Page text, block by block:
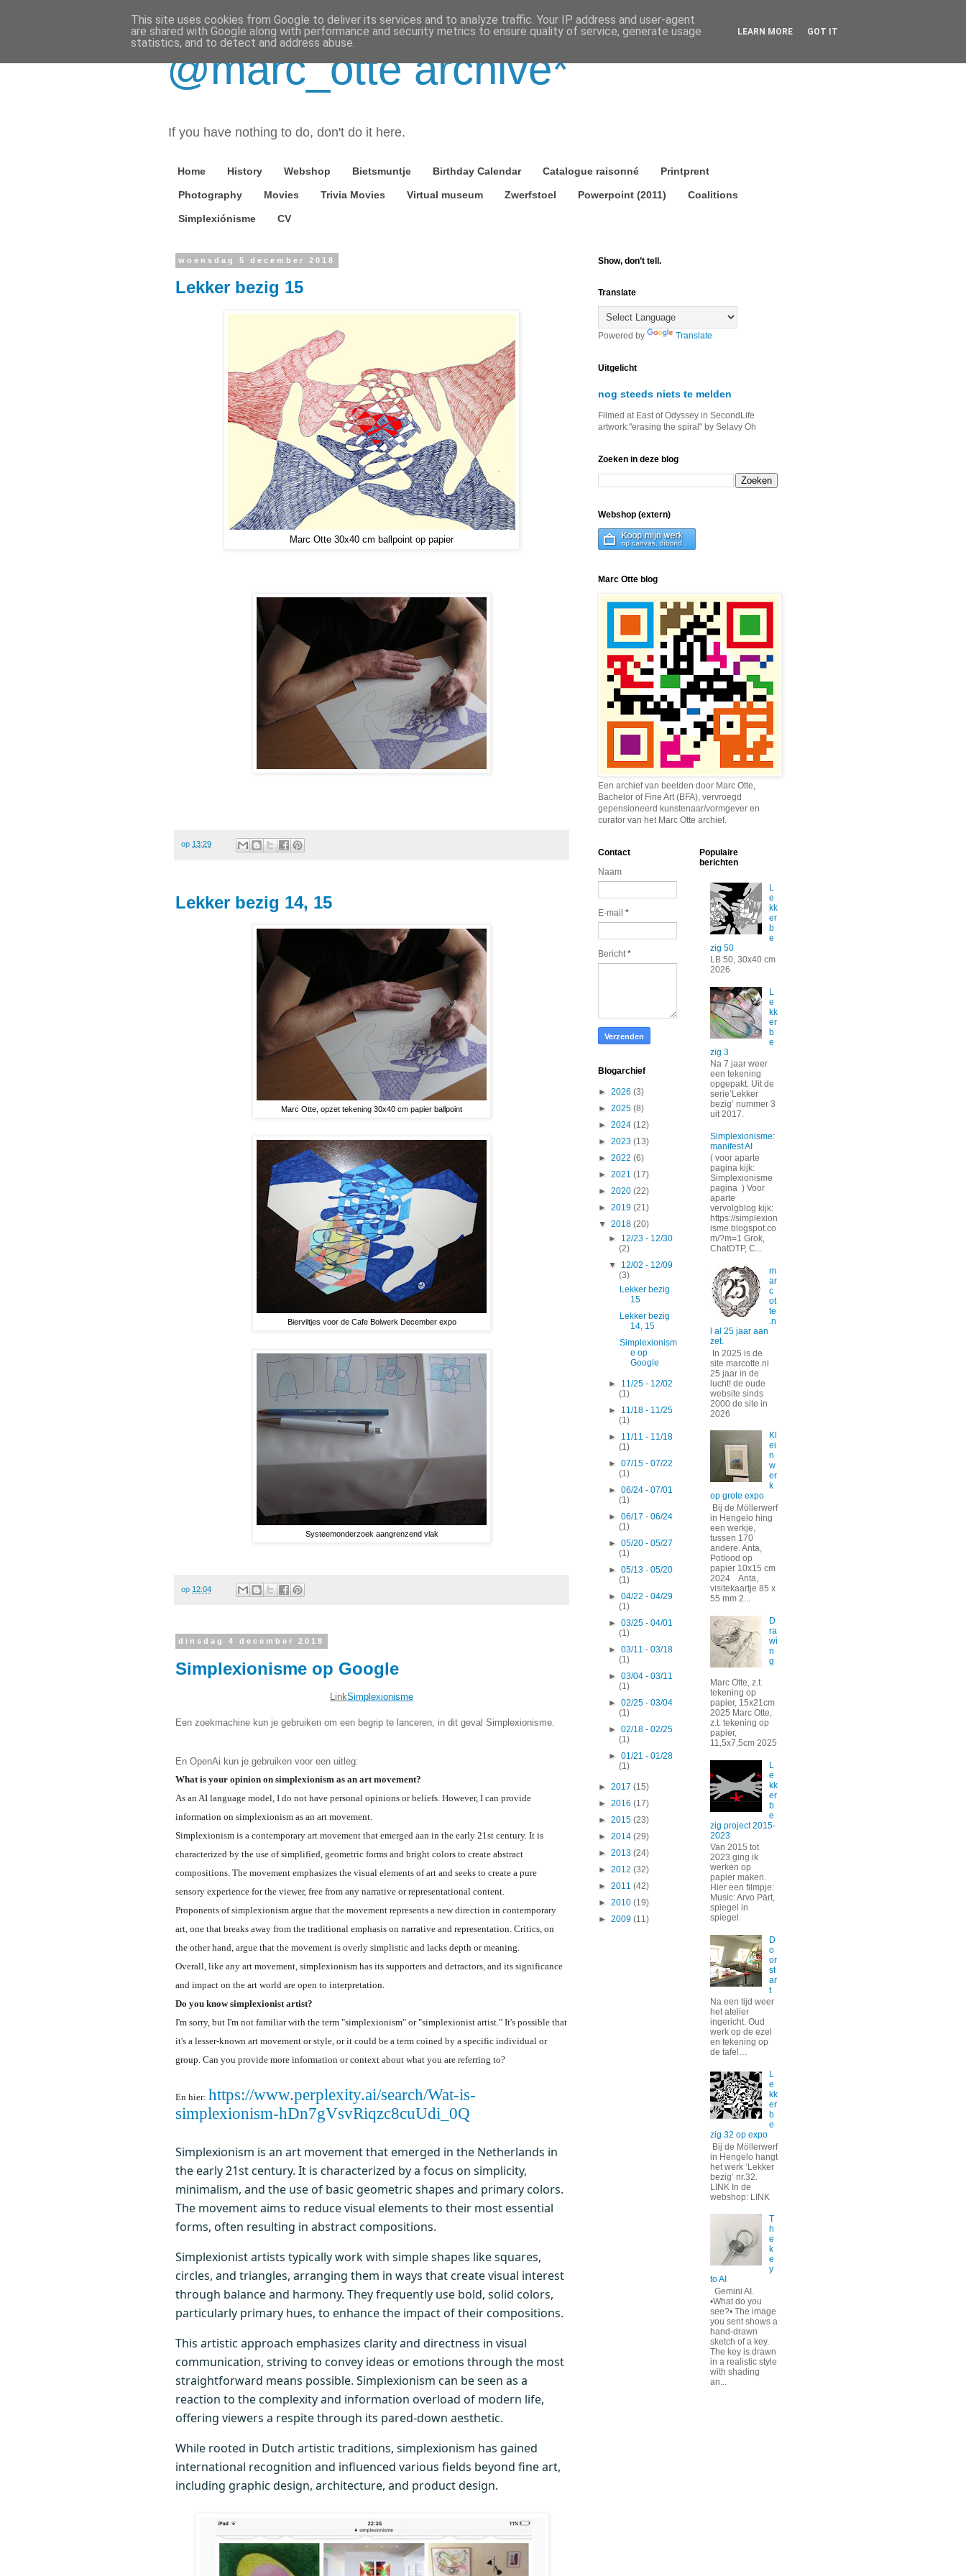
@marc_otte archive*
If you have nothing to do, don't do it here.
Home History Webshop Bietsmuntje Birthday Calendar Catalogue raisonné Printprent
Photography Movies Trivia Movies Virtual museum Zwerfstoel Powerpoint (2011) Coalitions
Simplexiónisme CV
woensdag 5 december 2018
Lekker bezig 15
Marc Otte 30x40 cm ballpoint op papier
op 13:29
Lekker bezig 14, 15
Marc Otte, opzet tekening 30x40 cm papier ballpoint
Bierviltjes voor de Cafe Bolwerk December expo
Systeemonderzoek aangrenzend vlak
op 12:04
dinsdag 4 december 2018
Simplexionisme op Google
LinkSimplexionisme
Een zoekmachine kun je gebruiken om een begrip te lanceren, in dit geval Simplexionisme.
En OpenAi kun je gebruiken voor een uitleg:
What is your opinion on simplexionism as an art movement?
As an AI language model, I do not have personal opinions or beliefs. However, I can provide
information on simplexionism as an art movement.
Simplexionism is a contemporary art movement that emerged aan in the early 21st century. It is
characterized by the use of simplified, geometric forms and bright colors to create abstract
compositions. The movement emphasizes the visual elements of art and seeks to create a pure
sensory experience for the viewer, free from any narrative or representational content.
Proponents of simplexionism argue that the movement represents a new direction in contemporary
art, one that breaks away from the traditional emphasis on narrative and representation. Critics, on
the other hand, argue that the movement is overly simplistic and lacks depth or meaning.
Overall, like any art movement, simplexionism has its supporters and detractors, and its significance
and impact on the art world are open to interpretation.
Do you know simplexionist artist?
I'm sorry, but I'm not familiar with the term "simplexionism" or "simplexionist artist." It's possible that
it's a lesser-known art movement or style, or it could be a term coined by a specific individual or
group. Can you provide more information or context about what you are referring to?
En hier: https://www.perplexity.ai/search/Wat-is-
simplexionism-hDn7gVsvRiqzc8cuUdi_0Q
Simplexionism is an art movement that emerged in the Netherlands in
the early 21st century. It is characterized by a focus on simplicity,
minimalism, and the use of basic geometric shapes and primary colors.
The movement aims to reduce visual elements to their most essential
forms, often resulting in abstract compositions.
Simplexionist artists typically work with simple shapes like squares,
circles, and triangles, arranging them in ways that create visual interest
through balance and harmony. They frequently use bold, solid colors,
particularly primary hues, to enhance the impact of their compositions.
This artistic approach emphasizes clarity and directness in visual
communication, striving to convey ideas or emotions through the most
straightforward means possible. Simplexionism can be seen as a
reaction to the complexity and information overload of modern life,
offering viewers a respite through its pared-down aesthetic.
While rooted in Dutch artistic traditions, simplexionism has gained
international recognition and influenced various fields beyond fine art,
including graphic design, architecture, and product design.
Show, don’t tell.
Translate
Powered by Translate
Uitgelicht
nog steeds niets te melden
Filmed at East of Odyssey in SecondLife
artwork:"erasing the spiral" by Selavy Oh
Zoeken in deze blog
Webshop (extern)
Marc Otte blog
Een archief van beelden door Marc Otte,
Bachelor of Fine Art (BFA), vervroegd
gepensioneerd kunstenaar/vormgever en
curator van het Marc Otte archief.
Contact
Naam
E-mail *
Bericht*
Blogarchief
► 2026 (3)
► 2025 (8)
► 2024 (12)
► 2023 (13)
► 2022 (6)
► 2021 (17)
► 2020 (22)
► 2019 (21)
▼ 2018 (20)
► 12/23 - 12/30
(2)
▼ 12/02 - 12/09
(3)
Lekker bezig
15
Lekker bezig
14, 15
Simplexionism
e op
Google
► 11/25 - 12/02
(1)
► 11/18 - 11/25
(1)
► 11/11 - 11/18
(1)
►07/15 - 07/22
(1)
►06/24 - 07/01
(1)
►06/17 - 06/24
(1)
►05/20 - 05/27
(1)
►05/13 - 05/20
(1)
►04/22 - 04/29
(1)
►03/25 - 04/01
(1)
►03/11 - 03/18
(1)
►03/04 - 03/11
(1)
►02/25 - 03/04
(1)
►02/18 - 02/25
(1)
►01/21 - 01/28
(1)
► 2017 (15)
► 2016 (17)
► 2015 (23)
► 2014 (29)
► 2013 (24)
► 2012 (32)
► 2011 (42)
► 2010 (19)
► 2009 (11)
Populaire
berichten
L
e
kk
er
b
e
zig 50
LB 50, 30x40 cm
2026
L
e
kk
er
b
e
zig 3
Na 7 jaar weer
een tekening
opgepakt. Uit de
serie’Lekker
bezig’ nummer 3
uit 2017.
Simplexionisme:
manifest AI
( voor aparte
pagina kijk:
Simplexionisme
pagina ) Voor
aparte
vervolgblog kijk:
https://simplexion
isme.blogspot.co
m/?m=1 Grok,
ChatDTP, C...
m
ar
c
ot
te
.n
l al 25 jaar aan
zet.
In 2025 is de
site marcotte.nl
25 jaar in de
lucht! de oude
website sinds
2000 de site in
2026
Kl
ei
n
w
er
k
op grote expo
Bij de Möllerwerf
in Hengelo hing
een werkje,
tussen 170
andere. Anta,
Potlood op
papier 10x15 cm
2024 Anta,
visitekaartje 85 x
55 mm 2...
D
ra
wi
n
g
Marc Otte, z.t.
tekening op
papier, 15x21cm
2025 Marc Otte,
z.t. tekening op
papier,
11,5x7,5cm 2025
L
e
kk
er
b
e
zig project 2015-
2023
Van 2015 tot
2023 ging ik
werken op
papier maken.
Hier een filmpje:
Music: Arvo Pärt,
spiegel in
spiegel
D
o
or
st
ar
t
Na een tijd weer
het atelier
ingericht. Oud
werk op de ezel
en tekening op
de tafel…
L
e
kk
er
b
e
zig 32 op expo
Bij de Möllerwerf
in Hengelo hangt
het werk ‘Lekker
bezig’ nr.32.
LINK In de
webshop: LINK
T
h
e
k
e
y
to AI
Gemini AI.
•What do you
see?• The image
you sent shows a
hand-drawn
sketch of a key.
The key is drawn
in a realistic style
with shading
an...
This site uses cookies from Google to deliver its services and to analyze traffic. Your IP address and user-agent
are shared with Google along with performance and security metrics to ensure quality of service, generate usage
statistics, and to detect and address abuse.
LEARN MORE GOT IT